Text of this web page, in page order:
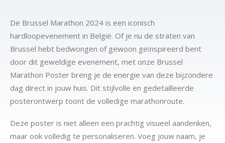
De Brussel Marathon 2024 is een iconisch
hardloopevenement in België. Of je nu de straten van
Brussel hebt bedwongen of gewoon geïnspireerd bent
door dit geweldige evenement, met onze Brussel
Marathon Poster breng je de energie van deze bijzondere
dag direct in jouw huis. Dit stijlvolle en gedetailleerde
posterontwerp toont de volledige marathonroute.
Deze poster is niet alleen een prachtig visueel aandenken,
maar ook volledig te personaliseren. Voeg jouw naam, je